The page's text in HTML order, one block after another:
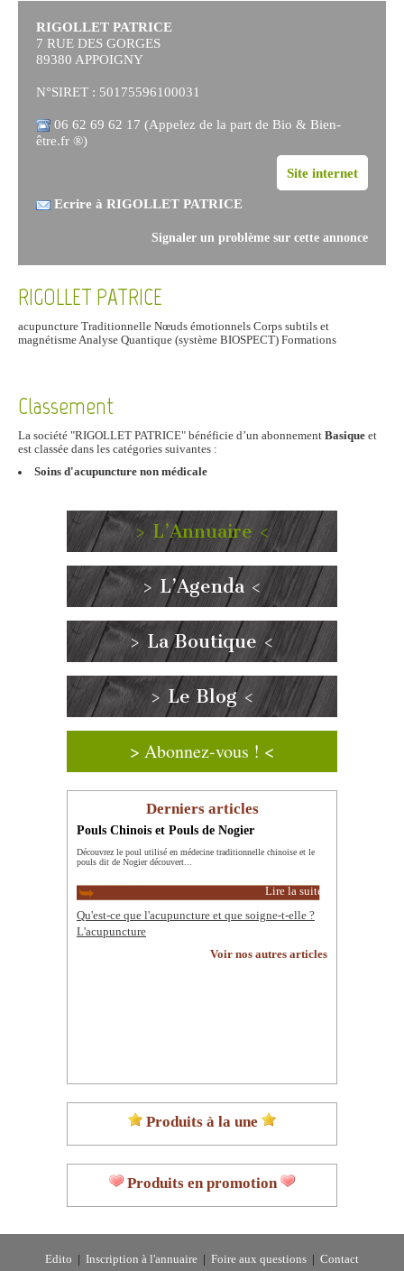
RIGOLLET PATRICE
7 RUE DES GORGES
89380 APPOIGNY
N°SIRET : 50175596100031
06 62 69 62 17 (Appelez de la part de Bio & Bien-
être.fr ®)
Site internet
Ecrire à RIGOLLET PATRICE
Signaler un problème sur cette annonce
RIGOLLET PATRICE
acupuncture Traditionnelle Nœuds émotionnels Corps subtils et
magnétisme Analyse Quantique (système BIOSPECT) Formations
Classement
La société "RIGOLLET PATRICE" bénéficie d’un abonnement Basique et
est classée dans les catégories suivantes :
Soins d'acupuncture non médicale
> L’Annuaire <
> L’Agenda <
> La Boutique <
> Le Blog <
> Abonnez-vous ! <
Derniers articles
Pouls Chinois et Pouls de Nogier
Découvrez le poul utilisé en médecine traditionnelle chinoise et le
pouls dit de Nogier découvert...
Lire la suite
Qu'est-ce que l'acupuncture et que soigne-t-elle ?
L'acupuncture
Voir nos autres articles
Produits à la une
Produits en promotion
Edito Inscription à l'annuaire Foire aux questions Contact